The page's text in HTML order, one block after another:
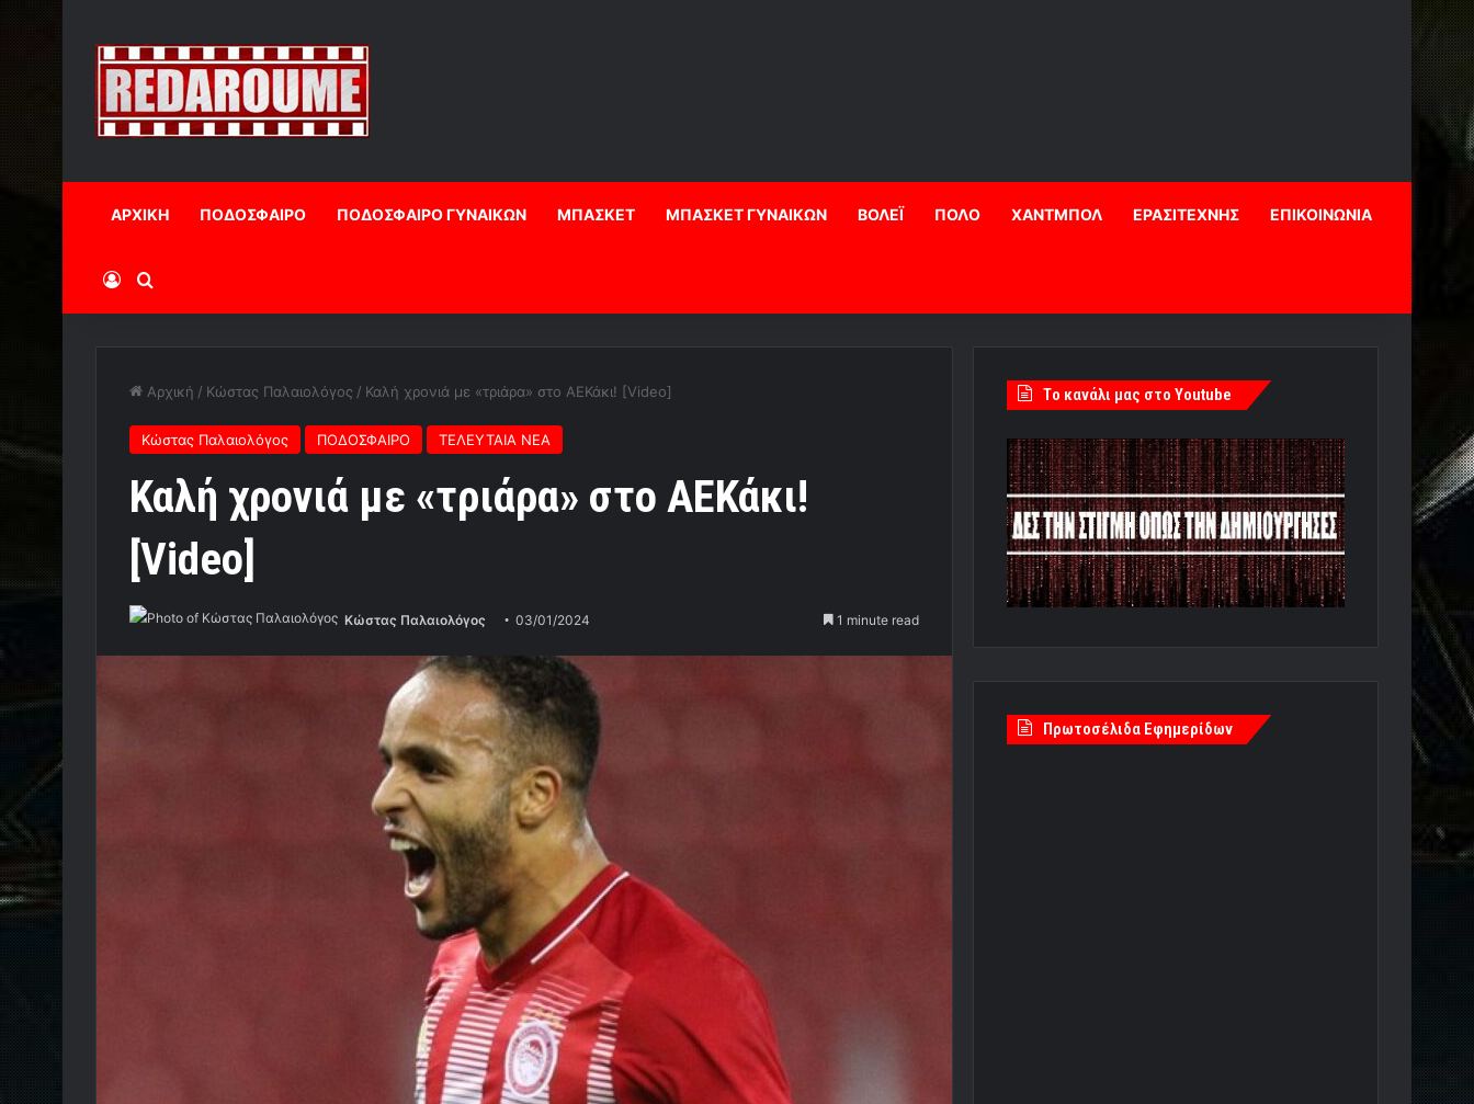
ΑΡΧΙΚΗ ΠΟΔΟΣΦΑΙΡΟ ΠΟΔΟΣΦΑΙΡΟ ΓΥΝΑΙΚΩΝ ΜΠΑΣΚΕΤ ΜΠΑΣΚΕΤ ΓΥΝΑΙΚΩΝ ΒΟΛΕΪ ΠΟΛΟ ΧΑΝΤΜΠΟΛ ΕΡΑΣΙΤΕΧΝΗΣ ΕΠΙΚΟΙΝΩΝΙΑ
Log InΑναζήτηση
Αρχική / Κώστας Παλαιολόγος / Καλή χρονιά με «τριάρα» στο ΑΕΚάκι! [Video]
Κώστας Παλαιολόγος ΠΟΔΟΣΦΑΙΡΟ ΤΕΛΕΥΤΑΙΑ ΝΕΑ
Καλή χρονιά με «τριάρα» στο ΑΕΚάκι!
[Video]
Κώστας Παλαιολόγος 03/01/2024 1 minute read
Tο κανάλι μας στο Youtube
Πρωτοσέλιδα Εφημερίδων